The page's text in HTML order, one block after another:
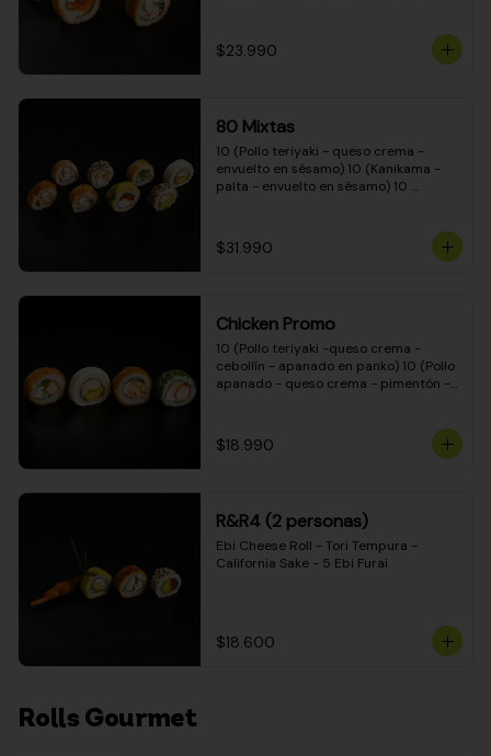
crema - cebollín)
$23.990
80 Mixtas
10 (Pollo teriyaki - queso crema -
envuelto en sésamo) 10 (Kanikama -
palta - envuelto en sésamo) 10
envuelto en queso crema) 10
(Camarón - queso crema - cebollín -
teriyaki - queso crema - cebollín -
envuelto en masa tempura) 10
(Pimentón - queso crema - cebollín -
envuelto en masa tempura)
$31.990
Chicken Promo
10 (Pollo teriyaki -queso crema -
cebollín - apanado en panko) 10 (Pollo
apanado - queso crema - pimentón -
ciboulette) 10 (Pollo teriyaki - palta -
envuelto en queso crema)
$18.990
R&R4 (2 personas)
Ebi Cheese Roll - Tori Tempura -
California Sake - 5 Ebi Furai
$18.600
Rolls Gourmet